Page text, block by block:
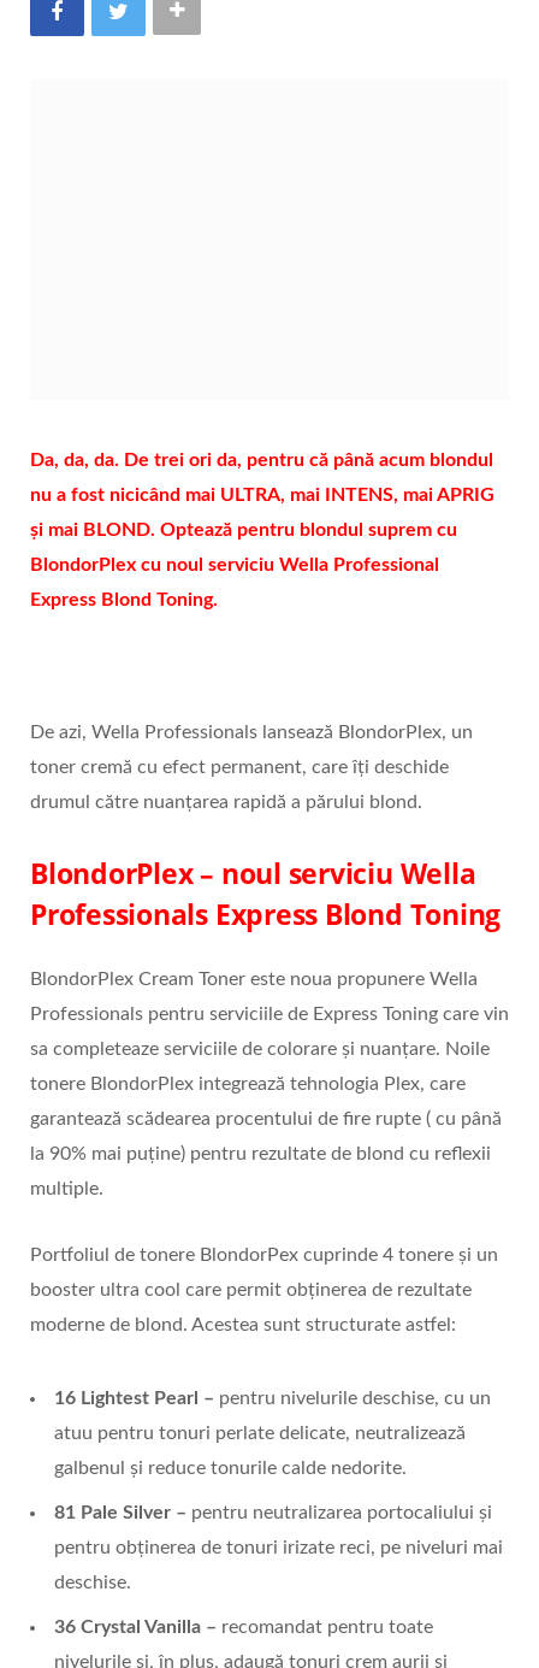
Da, da, da. De trei ori da, pentru că până acum blondul
nu a fost nicicând mai ULTRA, mai INTENS, mai APRIG
și mai BLOND. Optează pentru blondul suprem cu
BlondorPlex cu noul serviciu Wella Professional
Express Blond Toning.
De azi, Wella Professionals lansează BlondorPlex, un
toner cremă cu efect permanent, care îți deschide
drumul către nuanțarea rapidă a părului blond.
BlondorPlex – noul serviciu Wella
Professionals Express Blond Toning
BlondorPlex Cream Toner este noua propunere Wella
Professionals pentru serviciile de Express Toning care vin
sa completeaze serviciile de colorare și nuanțare. Noile
tonere BlondorPlex integrează tehnologia Plex, care
garantează scădearea procentului de fire rupte ( cu până
la 90% mai puține) pentru rezultate de blond cu reflexii
multiple.
Portfoliul de tonere BlondorPex cuprinde 4 tonere și un
booster ultra cool care permit obținerea de rezultate
moderne de blond. Acestea sunt structurate astfel:
16 Lightest Pearl – pentru nivelurile deschise, cu un
atuu pentru tonuri perlate delicate, neutralizează
galbenul și reduce tonurile calde nedorite.
81 Pale Silver – pentru neutralizarea portocaliului și
pentru obținerea de tonuri irizate reci, pe niveluri mai
deschise.
36 Crystal Vanilla – recomandat pentru toate
nivelurile și, în plus, adaugă tonuri crem aurii și